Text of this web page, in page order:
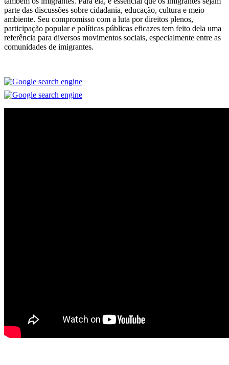
parte das discussões sobre cidadania, educação, cultura e meio
ambiente. Seu compromisso com a luta por direitos plenos,
participação popular e políticas públicas eficazes tem feito dela uma
referência para diversos movimentos sociais, especialmente entre as
comunidades de imigrantes.